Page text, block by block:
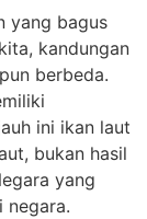
yang bagus
kandungan
berbeda.
ini ikan laut
bukan hasil
yang
negara.